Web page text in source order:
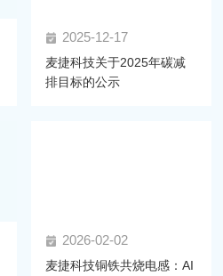
2025-12-17
麦捷科技关于2025年碳减
排目标的公示
2026-02-02
麦捷科技铜铁共烧电感：AI